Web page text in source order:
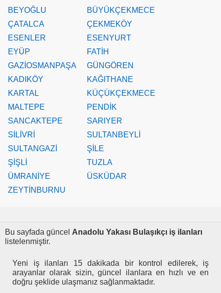
BEYOĞLU
BÜYÜKÇEKMECE
ÇATALCA
ÇEKMEKÖY
ESENLER
ESENYURT
EYÜP
FATİH
GAZİOSMANPAŞA
GÜNGÖREN
KADIKÖY
KAĞITHANE
KARTAL
KÜÇÜKÇEKMECE
MALTEPE
PENDİK
SANCAKTEPE
SARIYER
SİLİVRİ
SULTANBEYLİ
SULTANGAZİ
ŞİLE
ŞİŞLİ
TUZLA
ÜMRANİYE
ÜSKÜDAR
ZEYTİNBURNU
Bu sayfada güncel Anadolu Yakası Bulaşıkçı iş ilanları
listelenmiştir.
Yeni iş ilanları 15 dakikada bir kontrol edilerek, iş
arayanlar olarak sizin, güncel ilanlara en hızlı ve en
doğru şeklide ulaşmanız sağlanmaktadır.